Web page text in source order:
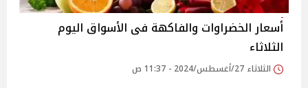
أسعار الخضراوات والفاكهة فى الأسواق‎‎ اليوم
الثلاثاء
الثلاثاء 27/أغسطس/2024 - 11:37 ص